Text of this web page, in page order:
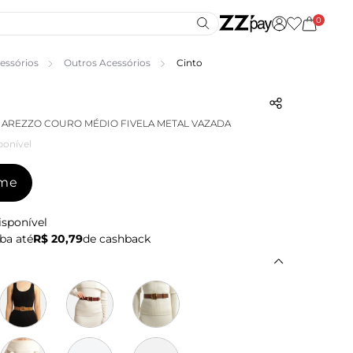
0
Outros Acessórios Cinto
COURO MÉDIO FIVELA METAL VAZADA
atéR$ 20,79de cashback